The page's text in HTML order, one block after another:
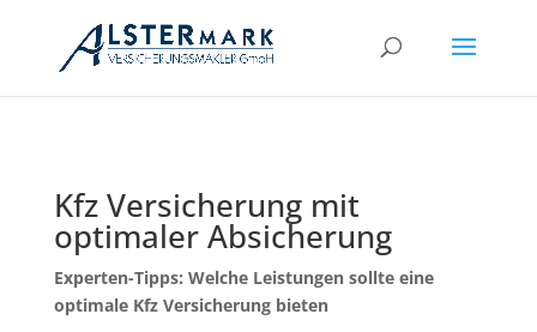
Kfz Versicherung mit
optimaler Absicherung
Experten-Tipps: Welche Leistungen sollte eine
optimale Kfz Versicherung bieten